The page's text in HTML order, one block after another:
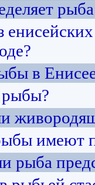
в
имеют
рыба